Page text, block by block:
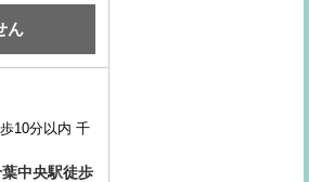
ん
10分以内 千
中央駅徒歩